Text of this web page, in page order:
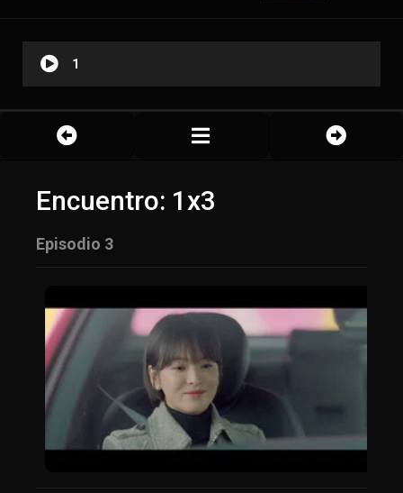
1
Encuentro: 1x3
Episodio 3